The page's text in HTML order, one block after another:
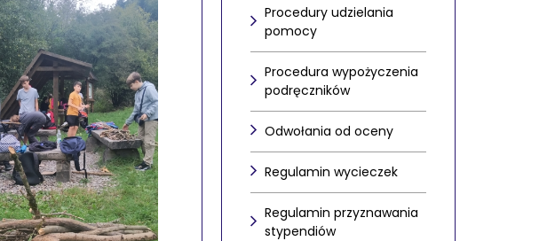
Procedury udzielania
pomocy
Procedura wypożyczenia
podręczników
Odwołania od oceny
Regulamin wycieczek
Regulamin przyznawania
stypendiów